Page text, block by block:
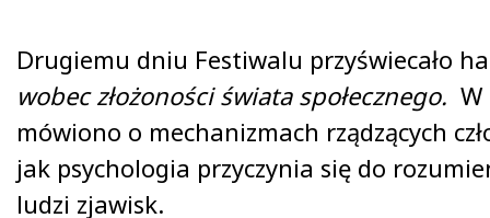
Drugiemu dniu Festiwalu przyświecało
wobec złożoności świata społecznego. W
mówiono o mechanizmach rządzących
jak psychologia przyczynia się do
ludzi zjawisk.